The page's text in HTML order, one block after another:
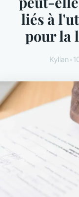
liés à
pour la
Kylian •